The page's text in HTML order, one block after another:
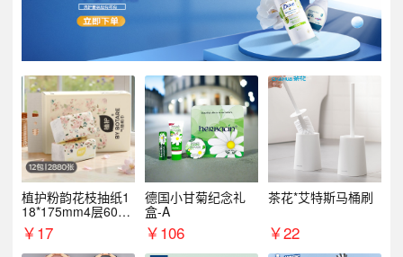
植护粉韵花枝抽纸1
18*175mm4层60抽*
12包/提
￥17
德国小甘菊纪念礼
盒-A
￥106
茶花*艾特斯马桶刷
￥22